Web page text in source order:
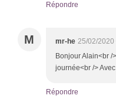
Répondre
M mr-he 25/02/2020
Bonjour Alain<br
journée<br />
Répondre